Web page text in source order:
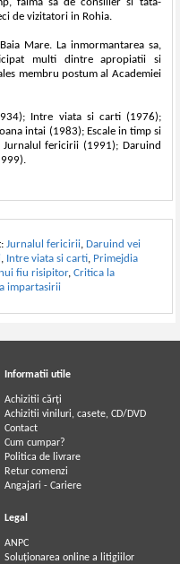
de vizitatori in Rohia.
Mare. La inmormantarea sa,
multi dintre apropiatii si
membru postum al Academiei
Intre viata si carti (1976);
intai (1983); Escale in timp si
fericirii (1991); Daruind
Jurnalul fericirii,Daruind vei
, Intre viata si carti, Primejdia
fiu risipitor,Critica la
impartasirii
Informatii utile
Achizitii cărți
Achizitii viniluri, casete, CD/DVD
Contact
Cum cumpar?
Politica de livrare
Retur comenzi
Angajari - Cariere
Legal
ANPC
Soluționarea online a litigiilor